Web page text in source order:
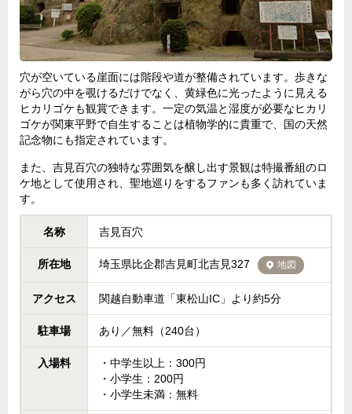
穴が空いている崖面には階段や道が整備されています。歩きな
がら穴の中を覗けるだけでなく、黄緑色に光ったように見える
ヒカリゴケも観賞できます。一定の気温と湿度が必要なヒカリ
ゴケが関東平野で自生することは植物学的に貴重で、国の天然
記念物にも指定されています。
また、吉見百穴の独特な雰囲気を醸し出す景観は特撮番組のロ
ケ地として使用され、聖地巡りをするファンも多く訪れていま
す。
名称 吉見百穴
所在地 埼玉県比企郡吉見町北吉見327 地図
アクセス 関越自動車道「東松山IC」より約5分
駐車場 あり／無料（240台）
入場料
・中学生以上：300円
・小学生：200円
・小学生未満：無料